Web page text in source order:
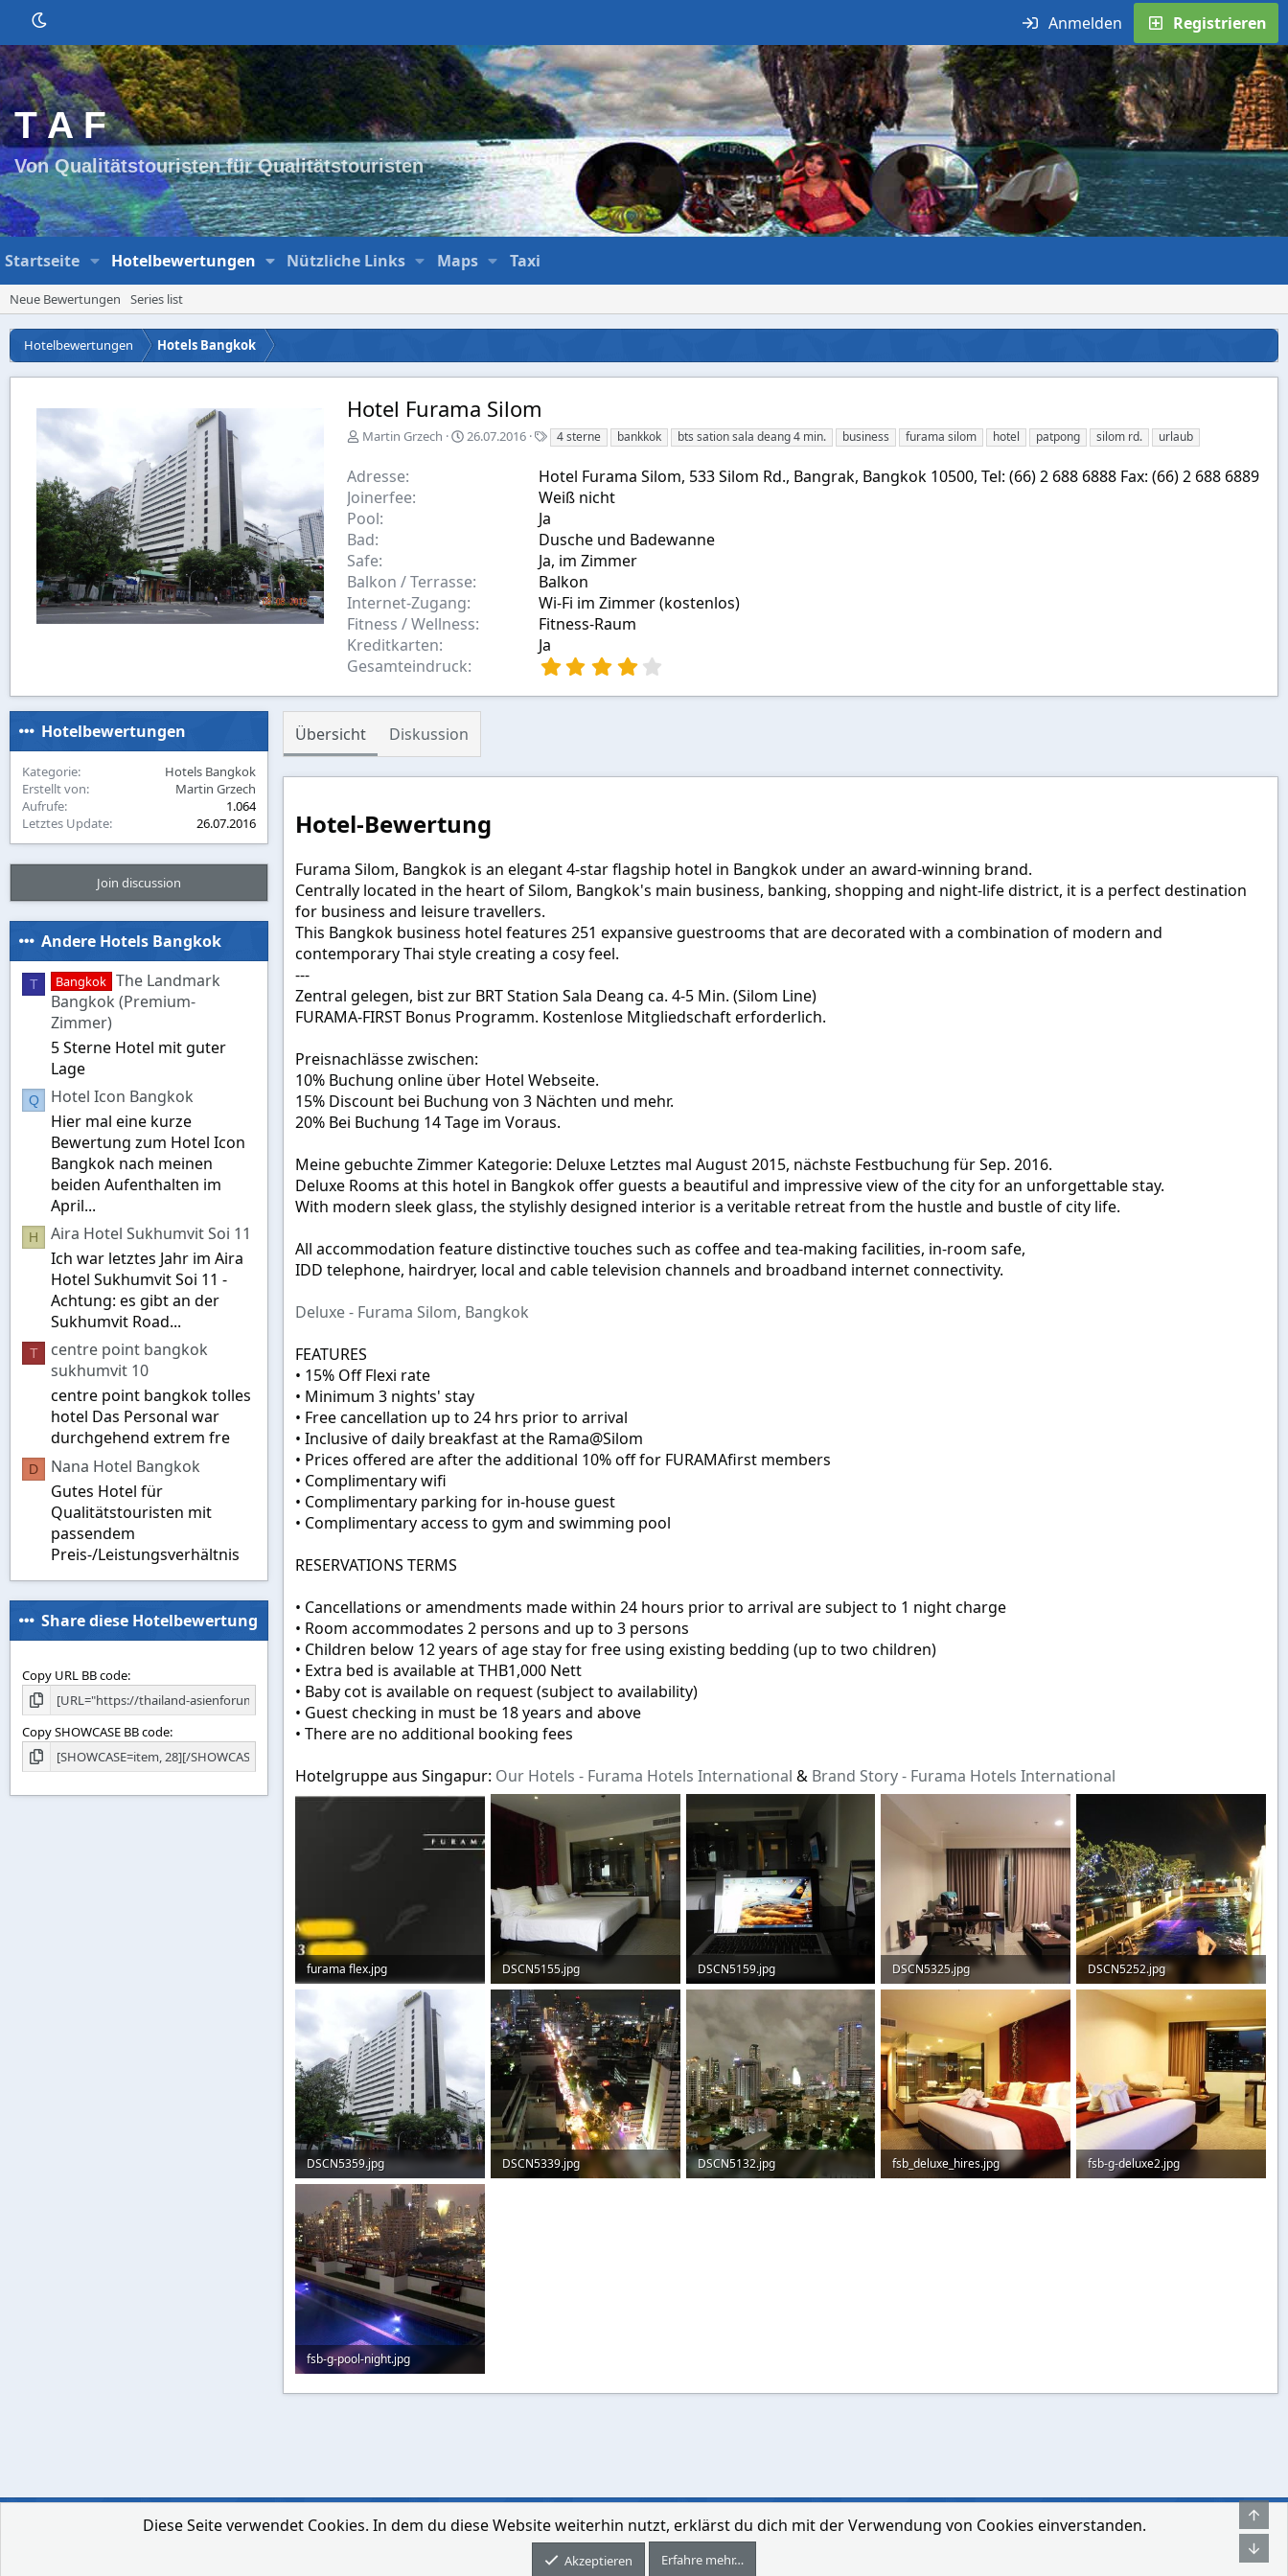
Anmelden Registrieren
T A F
Von Qualitätstouristen für Qualitätstouristen
Startseite Hotelbewertungen Nützliche Links Maps Taxi
Neue Bewertungen Series list
Hotelbewertungen Hotels Bangkok
Hotel Furama Silom
E
s
t
e
l
l
t
v
o
n
Martin Grzech
A
26.07.2016
S
t
c
h
w
o
r
t
e
4 sterne bankkok bts sation sala deang 4 min. business furama silom hotel patpong silom rd. urlaub
Adresse
Hotel Furama Silom, 533 Silom Rd., Bangrak, Bangkok 10500, Tel: (66) 2 688 6888 Fax: (66) 2 688 6889
Joinerfee
Weiß nicht
Pool
Ja
Bad
Dusche und Badewanne
Safe
Ja, im Zimmer
Balkon / Terrasse
Balkon
Internet-Zugang
Wi-Fi im Zimmer (kostenlos)
Fitness / Wellness
Fitness-Raum
Kreditkarten
Ja
Gesamteindruck
0
e
)
Übersicht Diskussion
Hotel-Bewertung
Furama Silom, Bangkok is an elegant 4-star flagship hotel in Bangkok under an award-winning brand.
Centrally located in the heart of Silom, Bangkok's main business, banking, shopping and night-life district, it is a perfect destination
for business and leisure travellers.
This Bangkok business hotel features 251 expansive guestrooms that are decorated with a combination of modern and
contemporary Thai style creating a cosy feel.
---
Zentral gelegen, bist zur BRT Station Sala Deang ca. 4-5 Min. (Silom Line)
FURAMA-FIRST Bonus Programm. Kostenlose Mitgliedschaft erforderlich.
Preisnachlässe zwischen:
10% Buchung online über Hotel Webseite.
15% Discount bei Buchung von 3 Nächten und mehr.
20% Bei Buchung 14 Tage im Voraus.
Meine gebuchte Zimmer Kategorie: Deluxe Letztes mal August 2015, nächste Festbuchung für Sep. 2016.
Deluxe Rooms at this hotel in Bangkok offer guests a beautiful and impressive view of the city for an unforgettable stay.
With modern sleek glass, the stylishly designed interior is a veritable retreat from the hustle and bustle of city life.
All accommodation feature distinctive touches such as coffee and tea-making facilities, in-room safe,
IDD telephone, hairdryer, local and cable television channels and broadband internet connectivity.
Deluxe - Furama Silom, Bangkok
FEATURES
• 15% Off Flexi rate
• Minimum 3 nights' stay
• Free cancellation up to 24 hrs prior to arrival
• Inclusive of daily breakfast at the Rama@Silom
• Prices offered are after the additional 10% off for FURAMAfirst members
• Complimentary wifi
• Complimentary parking for in-house guest
• Complimentary access to gym and swimming pool
RESERVATIONS TERMS
• Cancellations or amendments made within 24 hours prior to arrival are subject to 1 night charge
• Room accommodates 2 persons and up to 3 persons
• Children below 12 years of age stay for free using existing bedding (up to two children)
• Extra bed is available at THB1,000 Nett
• Baby cot is available on request (subject to availability)
• Guest checking in must be 18 years and above
• There are no additional booking fees
Hotelgruppe aus Singapur: Our Hotels - Furama Hotels International & Brand Story - Furama Hotels International
furama flex.jpg
4,5 KB · Aufrufe: 224
DSCN5155.jpg
63,4 KB · Aufrufe: 176
DSCN5159.jpg
DSCN5325.jpg
DSCN5252.jpg
131,9 KB · Aufrufe: 54
DSCN5359.jpg
122,3 KB · Aufrufe: 546
DSCN5339.jpg
DSCN5132.jpg
fsb_deluxe_hires.jpg
fsb-g-deluxe2.jpg
fsb-g-pool-night.jpg
Hotelbewertungen
Kategorie
Hotels Bangkok
Erstellt von
Martin Grzech
Aufrufe
1.064
Letztes Update
26.07.2016
Join discussion
Andere Hotels Bangkok
T Bangkok The Landmark
Bangkok (Premium-
Zimmer)
5 Sterne Hotel mit guter
Lage
Q
Hotel Icon Bangkok
Hier mal eine kurze
Bewertung zum Hotel Icon
Bangkok nach meinen
beiden Aufenthalten im
April...
H
Aira Hotel Sukhumvit Soi 11
Ich war letztes Jahr im Aira
Hotel Sukhumvit Soi 11 -
Achtung: es gibt an der
Sukhumvit Road...
T
centre point bangkok
sukhumvit 10
centre point bangkok tolles
hotel Das Personal war
durchgehend extrem fre
D
Nana Hotel Bangkok
Gutes Hotel für
Qualitätstouristen mit
passendem
Preis-/Leistungsverhältnis
Share diese Hotelbewertung
Copy URL BB code
Copy SHOWCASE BB code
Deutsch [Du] Kontakt aufnehmen Bedingungen und Regeln Datenschutz-Bestimmungen Hilfe
Forum software by XenForo® © 2010-2026 XenForo Ltd.
Diese Seite verwendet Cookies. In dem du diese Website weiterhin nutzt, erklärst du dich mit der Verwendung von Cookies einverstanden.
Akzeptieren Erfahre mehr…